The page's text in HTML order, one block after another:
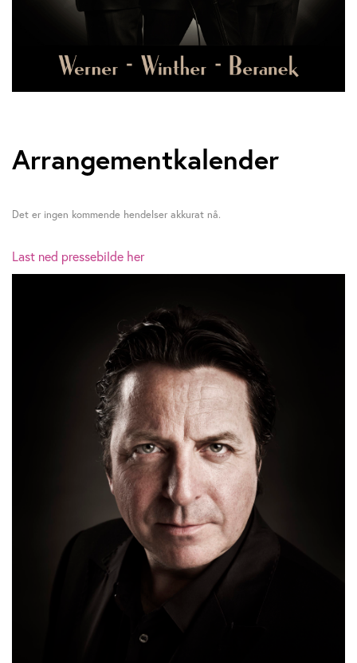
Arrangementkalender
Det er ingen kommende hendelser akkurat nå.
Last ned pressebilde her